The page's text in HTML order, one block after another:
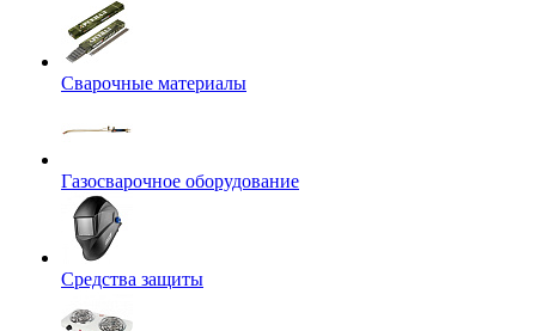
Сварочные материалы
Газосварочное оборудование
Средства защиты